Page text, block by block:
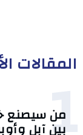
المقالات
من سيصنع
بين آبل